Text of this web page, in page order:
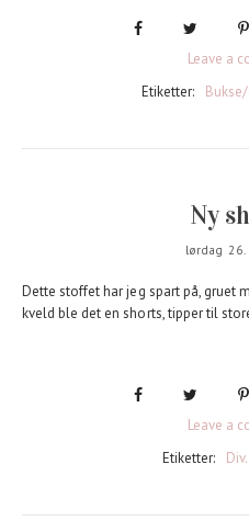
Leave a
Etiketter:
Ny
lørdag
Dette stoffet har jeg spart på, gruet
kveld ble det en shorts, tipper til
Leave a
Etiketter: